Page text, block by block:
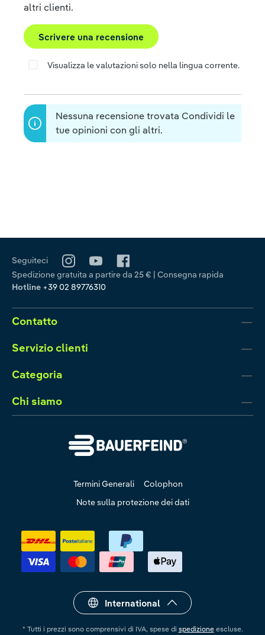
altri clienti.
Scrivere una recensione
Visualizza le valutazioni solo nella lingua corrente.
Nessuna recensione trovata Condividi le
tue opinioni con gli altri.
Seguiteci
Spedizione gratuita a partire da 25 € | Consegna rapida
Hotline +39 02 89776310
Contatto
Servizio clienti
Categoria
Chi siamo
Termini Generali
Colophon
Note sulla protezione dei dati
International
* Tutti i prezzi sono comprensivi di IVA, spese di spedizioneescluse.